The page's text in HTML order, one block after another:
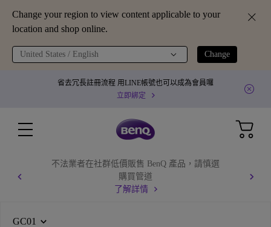
Change your region to view content applicable to your
location and shop online.
United States / English Change
省去冗長註冊流程 用LINE帳號也可以成為會員囉
立即綁定
不法業者在社群低價販售 BenQ 產品，請慎選
購買管道
了解詳情
GC01